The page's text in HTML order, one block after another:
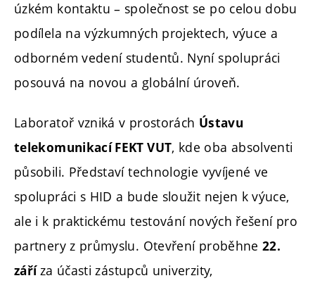
úzkém kontaktu – společnost se po celou dobu
podílela na výzkumných projektech, výuce a
odborném vedení studentů. Nyní spolupráci
posouvá na novou a globální úroveň.
Laboratoř vzniká v prostorách Ústavu
telekomunikací FEKT VUT, kde oba absolventi
působili. Představí technologie vyvíjené ve
spolupráci s HID a bude sloužit nejen k výuce,
ale i k praktickému testování nových řešení pro
partnery z průmyslu. Otevření proběhne 22.
záříza účasti zástupců univerzity,